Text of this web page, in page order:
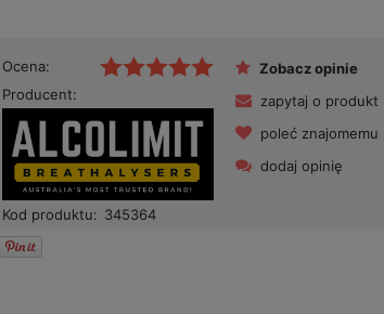
Ocena:
Producent:
Kod produktu: 345364
Zobacz opinie
zapytaj o produkt
poleć znajomemu
dodaj opinię